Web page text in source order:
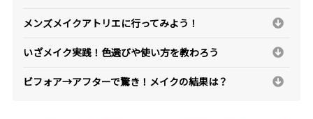
メンズメイクアトリエに行ってみよう！
いざメイク実践！色選びや使い方を教わろう
ビフォア→アフターで驚き！メイクの結果は？